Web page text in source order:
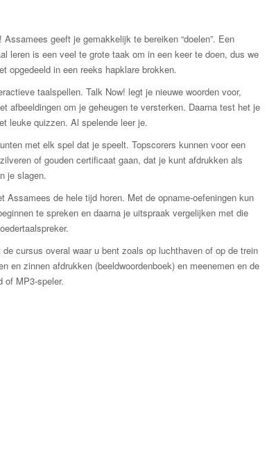
Assamees geeft je gemakkelijk te bereiken “doelen”. Een
leren is een veel te grote taak om in een keer te doen, dus we
opgedeeld in een reeks hapklare brokken.
taalspellen. Talk Now! legt je nieuwe woorden voor,
afbeeldingen om je geheugen te versterken. Daarna test het je
leuke quizzen. Al spelende leer je.
met elk spel dat je speelt. Topscorers kunnen voor een
of gouden certificaat gaan, dat je kunt afdrukken als
je slagen.
Assamees de hele tijd horen. Met de opname-oefeningen kun
te spreken en daarna je uitspraak vergelijken met die
cursus overal waar u bent zoals op luchthaven of op de trein
en zinnen afdrukken (beeldwoordenboek) en meenemen en de
of MP3-speler.